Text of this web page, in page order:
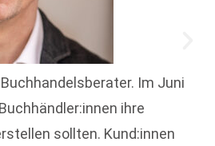
Im Juni
ihre
sollten. Kund:innen